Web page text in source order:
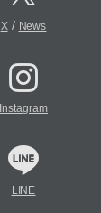
X/ News
Instagram
LINE